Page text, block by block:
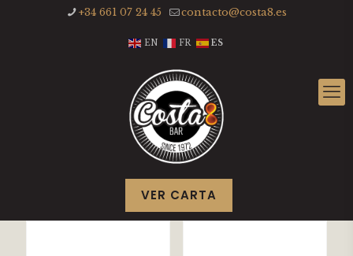
+34 661 07 24 45 contacto@costa8.es
EN FR ES
VER CARTA